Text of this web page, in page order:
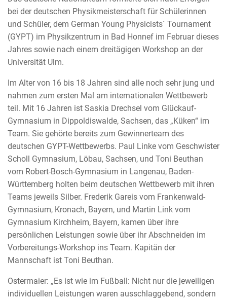
bei der deutschen Physikmeisterschaft für Schülerinnen
und Schüler, dem German Young Physicists´ Tournament
(GYPT) im Physikzentrum in Bad Honnef im Februar dieses
Jahres sowie nach einem dreitägigen Workshop an der
Universität Ulm.
Im Alter von 16 bis 18 Jahren sind alle noch sehr jung und
nahmen zum ersten Mal am internationalen Wettbewerb
teil. Mit 16 Jahren ist Saskia Drechsel vom Glückauf-
Gymnasium in Dippoldiswalde, Sachsen, das „Küken“ im
Team. Sie gehörte bereits zum Gewinnerteam des
deutschen GYPT-Wettbewerbs. Paul Linke vom Geschwister
Scholl Gymnasium, Löbau, Sachsen, und Toni Beuthan
vom Robert-Bosch-Gymnasium in Langenau, Baden-
Württemberg holten beim deutschen Wettbewerb mit ihren
Teams jeweils Silber. Frederik Gareis vom Frankenwald-
Gymnasium, Kronach, Bayern, und Martin Link vom
Gymnasium Kirchheim, Bayern, kamen über ihre
persönlichen Leistungen sowie über ihr Abschneiden im
Vorbereitungs-Workshop ins Team. Kapitän der
Mannschaft ist Toni Beuthan.
Ostermaier: „Es ist wie im Fußball: Nicht nur die jeweiligen
individuellen Leistungen waren ausschlaggebend, sondern